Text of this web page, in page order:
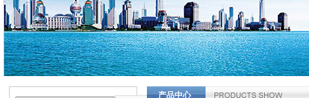
产品中心